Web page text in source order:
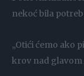
nekoć bila
„Otići ćemo ako
krov nad glavom